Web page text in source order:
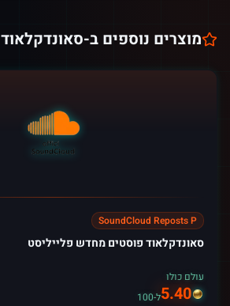
מוצרים נוספים ב-סאונדקלאוד
SoundCloud Reposts P
סאונדקלאוד פוסטים מחדש פלייליסט
עולם כולו
5.40ל-100